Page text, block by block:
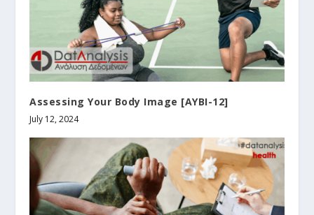
Assessing Your Body Image [AYBI-12]
July 12, 2024